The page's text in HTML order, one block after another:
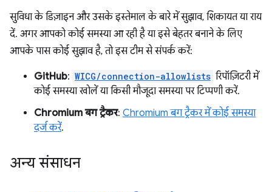
सुविधा के डिज़ाइन और उसके इस्तेमाल के बारे में सुझाव, शिकायत या राय
दें. अगर आपको कोई समस्या आ रही है या इसे बेहतर बनाने के लिए
आपके पास कोई सुझाव है, तो इस टीम से संपर्क करें:
GitHub: WICG/connection-allowlists रिपॉज़िटरी में
कोई समस्या खोलें या किसी मौजूदा समस्या पर टिप्पणी करें.
Chromium बग ट्रैकर: Chromium बग ट्रैकर में कोई समस्या
दर्ज करें.
अन्य संसाधन